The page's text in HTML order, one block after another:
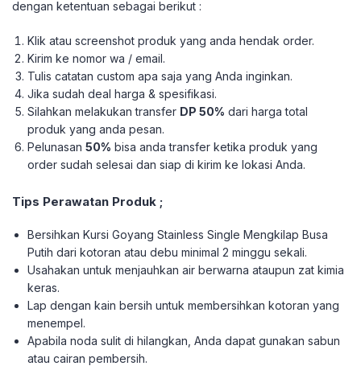
dengan ketentuan sebagai berikut :
Klik atau screenshot produk yang anda hendak order.
Kirim ke nomor wa / email.
Tulis catatan custom apa saja yang Anda inginkan.
Jika sudah deal harga & spesifikasi.
Silahkan melakukan transfer DP 50% dari harga total
produk yang anda pesan.
Pelunasan50% bisa anda transfer ketika produk yang
order sudah selesai dan siap di kirim ke lokasi Anda.
Tips Perawatan Produk ;
Bersihkan Kursi Goyang Stainless Single Mengkilap Busa
Putih dari kotoran atau debu minimal 2 minggu sekali.
Usahakan untuk menjauhkan air berwarna ataupun zat kimia
keras.
Lap dengan kain bersih untuk membersihkan kotoran yang
menempel.
Apabila noda sulit di hilangkan, Anda dapat gunakan sabun
atau cairan pembersih.